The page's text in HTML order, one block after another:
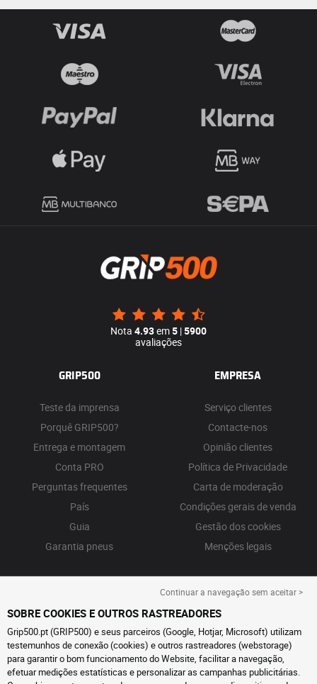
Nota 4.93em5 |5900
avaliações
GRIP500
Teste da imprensa
Porquê GRIP500?
Entrega e montagem
Conta PRO
Perguntas frequentes
País
Guia
Garantia pneus
EMPRESA
Serviço clientes
Contacte-nos
Opinião clientes
Política de Privacidade
Carta de moderação
Condições gerais de venda
Gestão dos cookies
Menções legais
Continuar a navegação sem aceitar >
SOBRE COOKIES E OUTROS RASTREADORES
Grip500.pt (GRIP500) e seus parceiros (Google, Hotjar, Microsoft) utilizam
testemunhos de conexão (cookies) e outros rastreadores (webstorage)
para garantir o bom funcionamento do Website, facilitar a navegação,
efetuar medições estatísticas e personalizar as campanhas publicitárias.